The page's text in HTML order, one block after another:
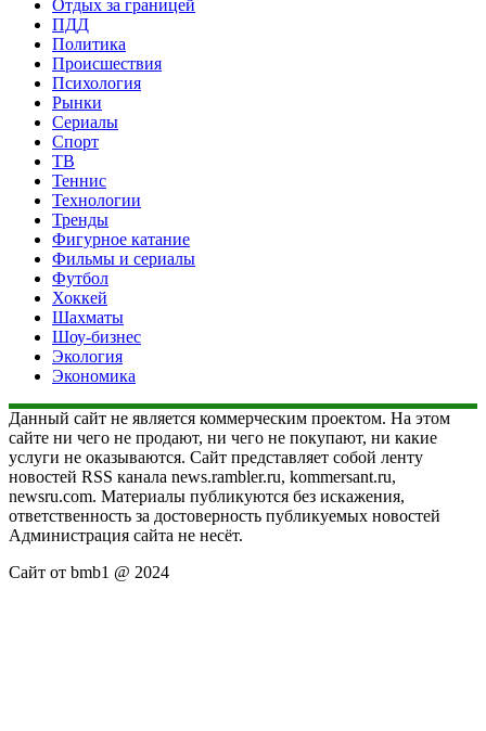
Отдых за границей
ПДД
Политика
Происшествия
Психология
Рынки
Сериалы
Спорт
ТВ
Теннис
Технологии
Тренды
Фигурное катание
Фильмы и сериалы
Футбол
Хоккей
Шахматы
Шоу-бизнес
Экология
Экономика
Данный сайт не является коммерческим проектом. На этом
сайте ни чего не продают, ни чего не покупают, ни какие
услуги не оказываются. Сайт представляет собой ленту
новостей RSS канала news.rambler.ru, kommersant.ru,
newsru.com. Материалы публикуются без искажения,
ответственность за достоверность публикуемых новостей
Администрация сайта не несёт.
Сайт от bmb1 @ 2024